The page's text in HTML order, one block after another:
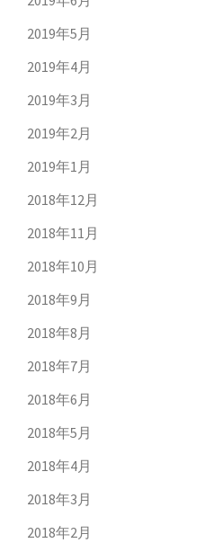
2019年5月
2019年4月
2019年3月
2019年2月
2019年1月
2018年12月
2018年11月
2018年10月
2018年9月
2018年8月
2018年7月
2018年6月
2018年5月
2018年4月
2018年3月
2018年2月